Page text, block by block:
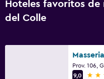
Hoteles favoritos de
del Colle
9,0
3